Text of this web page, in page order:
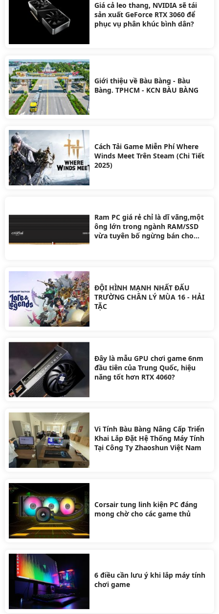
Giá cả leo thang, NVIDIA sẽ tái
sản xuất GeForce RTX 3060 để
phục vụ phân khúc bình dân?
Giới thiệu về Bàu Bàng - Bàu
Bàng. TPHCM - KCN BÀU BÀNG
Cách Tải Game Miễn Phí Where
Winds Meet Trên Steam (Chi Tiết
2025)
Ram PC giá rẻ chỉ là dĩ vãng,một
ông lớn trong ngành RAM/SSD
vừa tuyên bố ngừng bán cho
ĐỘI HÌNH MẠNH NHẤT ĐẤU
TRƯỜNG CHÂN LÝ MÙA 16 - HẢI
TẶC
Đây là mẫu GPU chơi game 6nm
đầu tiên của Trung Quốc, hiệu
năng tốt hơn RTX 4060?
Vi Tính Bàu Bàng Nâng Cấp Triển
Khai Lắp Đặt Hệ Thống Máy Tính
Tại Công Ty Zhaoshun Việt Nam
Corsair tung linh kiện PC đáng
mong chờ cho các game thủ
6 điều cần lưu ý khi lắp máy tính
chơi game